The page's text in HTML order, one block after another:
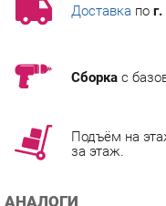
АНАЛОГИ
Артикул